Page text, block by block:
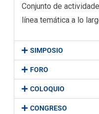
Conjunto de
línea temática a lo
SIMPOSIO
FORO
COLOQUIO
CONGRESO